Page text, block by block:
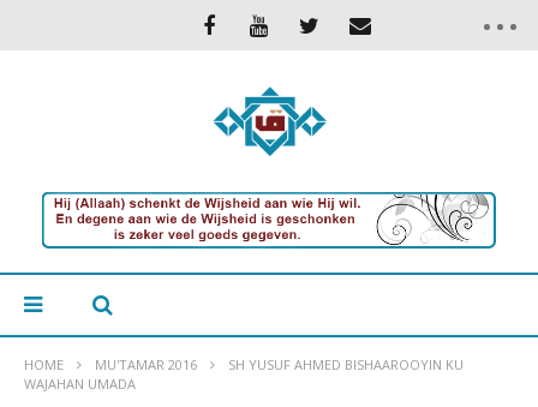
HOME MU'TAMAR 2016
SH YUSUF AHMED BISHAAROOYIN KU
WAJAHAN UMADA